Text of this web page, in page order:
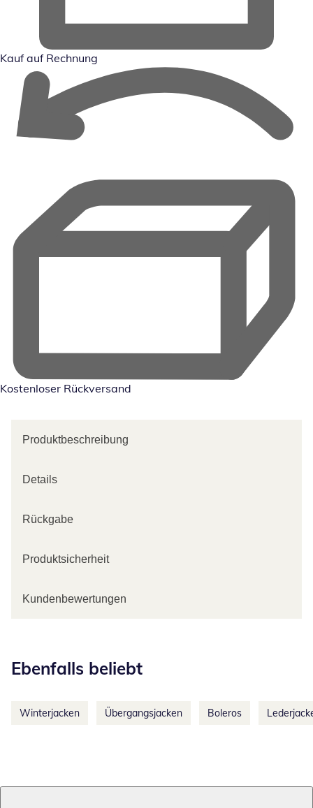
Kauf auf Rechnung
Kostenloser Rückversand
Produktbeschreibung
Details
Rückgabe
Produktsicherheit
Kundenbewertungen
Ebenfalls beliebt
Winterjacken Übergangsjacken Boleros